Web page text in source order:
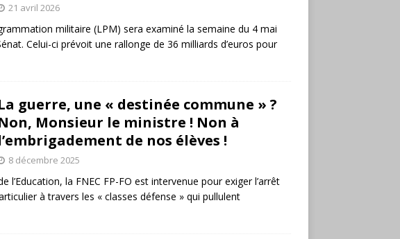
21 avril 2026
militaire (LPM) sera examiné la semaine du 4 mai
Celui-ci prévoit une rallonge de 36 milliards d’euros pour
guerre, une « destinée commune » ?
Monsieur le ministre ! Non à
de nos élèves !
8 décembre 2025
l’Education, la FNEC FP-FO est intervenue pour exiger l’arrêt
à travers les « classes défense » qui pullulent